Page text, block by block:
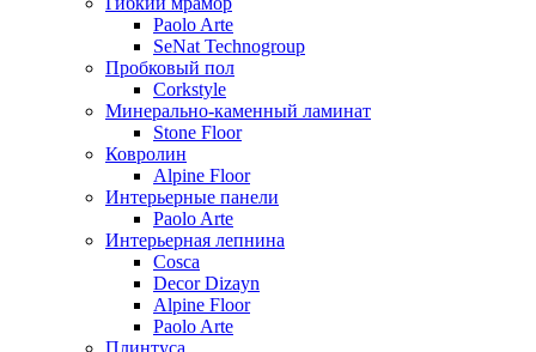
Paolo Arte
SeNat Technogroup
Пробковый пол
Corkstyle
Минерально-каменный ламинат
Stone Floor
Ковролин
Alpine Floor
Интерьерные панели
Paolo Arte
Интерьерная лепнина
Cosca
Decor Dizayn
Alpine Floor
Paolo Arte
Плинтуса